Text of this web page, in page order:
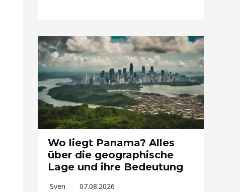
Wo liegt Panama? Alles
über die geographische
Lage und ihre Bedeutung
Sven 07.08.2026